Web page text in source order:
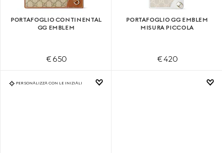
PORTAFOGLIO CONTINENTAL
GG EMBLEM
€ 650
PORTAFOGLIO GG EMBLEM
MISURA PICCOLA
€ 420
PERSONALIZZA CON LE INIZIALI